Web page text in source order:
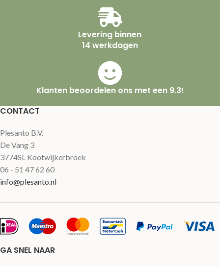
Levering binnen
14 werkdagen
Klanten beoordelen ons met een 9.3!
CONTACT
Plesanto B.V.
De Vang 3
3774SL Kootwijkerbroek
06 - 51 47 62 60
info@plesanto.nl
GA SNEL NAAR